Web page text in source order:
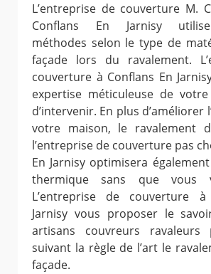
L’entreprise de couverture M.
Conflans En Jarnisy
méthodes selon le type de
façade lors du ravalement.
couverture à Conflans En
expertise méticuleuse de
d’intervenir. En plus d’améliorer
votre maison, le ravalement
l’entreprise de couverture pas
En Jarnisy optimisera
thermique sans que vous
L’entreprise de couverture
Jarnisy vous proposer le
artisans couvreurs ravaleurs
suivant la règle de l’art le
façade.